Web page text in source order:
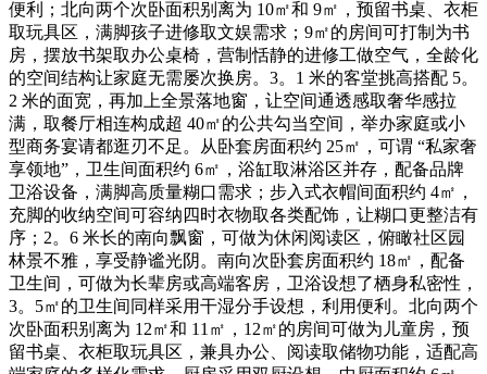
便利；北向两个次卧面积别离为 10㎡和 9㎡，预留书桌、衣柜
取玩具区，满脚孩子进修取文娱需求；9㎡的房间可打制为书
房，摆放书架取办公桌椅，营制恬静的进修工做空气，全龄化
的空间结构让家庭无需屡次换房。3。1 米的客堂挑高搭配 5。
2 米的面宽，再加上全景落地窗，让空间通透感取奢华感拉
满，取餐厅相连构成超 40㎡的公共勾当空间，举办家庭或小
型商务宴请都逛刃不足。从卧套房面积约 25㎡，可谓 “私家奢
享领地”，卫生间面积约 6㎡，浴缸取淋浴区并存，配备品牌
卫浴设备，满脚高质量糊口需求；步入式衣帽间面积约 4㎡，
充脚的收纳空间可容纳四时衣物取各类配饰，让糊口更整洁有
序；2。6 米长的南向飘窗，可做为休闲阅读区，俯瞰社区园
林景不雅，享受静谧光阴。南向次卧套房面积约 18㎡，配备
卫生间，可做为长辈房或高端客房，卫浴设想了栖身私密性，
3。5㎡的卫生间同样采用干湿分手设想，利用便利。北向两个
次卧面积别离为 12㎡和 11㎡，12㎡的房间可做为儿童房，预
留书桌、衣柜取玩具区，兼具办公、阅读取储物功能，适配高